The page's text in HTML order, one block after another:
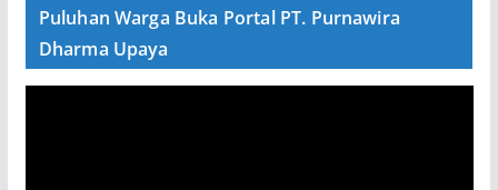
Puluhan Warga Buka Portal PT. Purnawira
Dharma Upaya